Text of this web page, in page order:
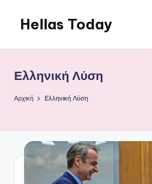
Μετάβαση
περιεχόμενο
Hellas Today
Ελληνική Λύση
Αρχική Ελληνική Λύση